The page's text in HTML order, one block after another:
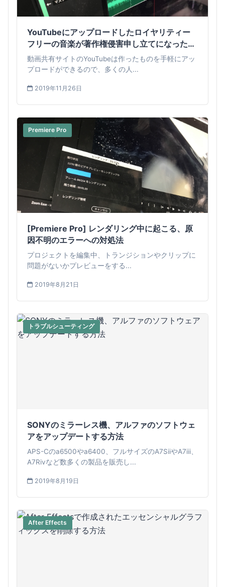
YouTubeにアップロードしたロイヤリティー
フリーの音楽が著作権侵害申し立てになった時
の対処法
動画共有サイトのYouTubeは作ったものを手軽にアッ
プロードができるので、多くの人...
2019年11月26日
Premiere Pro
[Premiere Pro] レンダリング中に起こる、原
因不明のエラーへの対処法
プロジェクトを編集中、トランジションやクリップに
問題がないかプレビューをする...
2019年8月21日
トラブルシューティング
SONYのミラーレス機、アルファのソフトウェ
アをアップデートする方法
APS-Cのa6500やa6400、フルサイズのA7SiiやA7iii、
A7Rivなど数多くの製品を販売し...
2019年8月19日
After Effects